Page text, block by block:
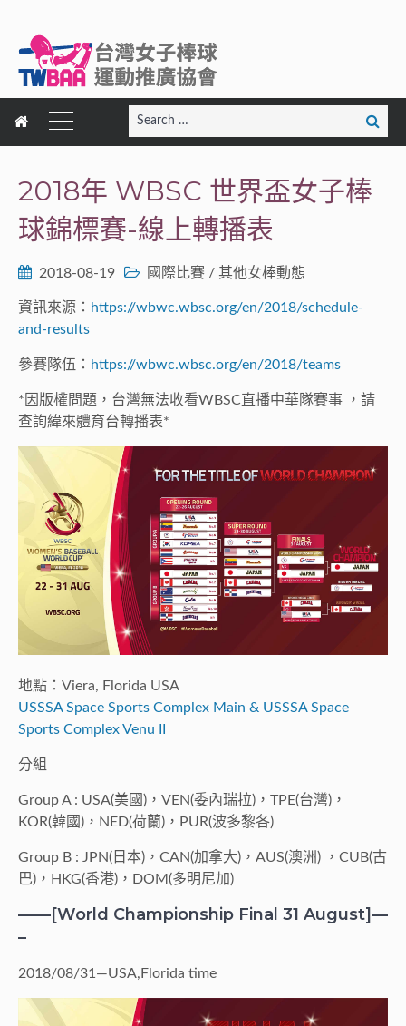
Search
for:
Search
2018年 WBSC 世界盃女子棒
球錦標賽-線上轉播表
2018-08-19 國際比賽 / 其他女棒動態
資訊來源： https://wbwc.wbsc.org/en/2018/schedule-
and-results
參賽隊伍： https://wbwc.wbsc.org/en/2018/teams
*因版權問題，台灣無法收看WBSC直播中華隊賽事 ，請
查詢緯來體育台轉播表*
地點：Viera, Florida USA
USSSA Space Sports Complex Main & USSSA Space
Sports Complex Venu II
分組
Group A : USA(美國)，VEN(委內瑞拉)，TPE(台灣)，
KOR(韓國)，NED(荷蘭)，PUR(波多黎各)
Group B : JPN(日本)，CAN(加拿大)，AUS(澳洲) ，CUB(古
巴)，HKG(香港)，DOM(多明尼加)
——[World Championship Final 31 August]—
–
2018/08/31—USA,Florida time